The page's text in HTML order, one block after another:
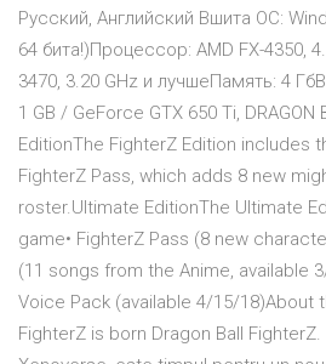
Русский, Английский Вшита ОС:
64 бита!)Процессор: AMD FX-4350,
3470, 3.20 GHz и лучшеПамять: 4
1 GB / GeForce GTX 650 Ti,
EditionThe FighterZ Edition includes
FighterZ Pass, which adds 8 new
roster.Ultimate EditionThe Ultimate
game• FighterZ Pass (8 new
(11 songs from the Anime, available
Voice Pack (available 4/15/18)About
FighterZ is born Dragon Ball